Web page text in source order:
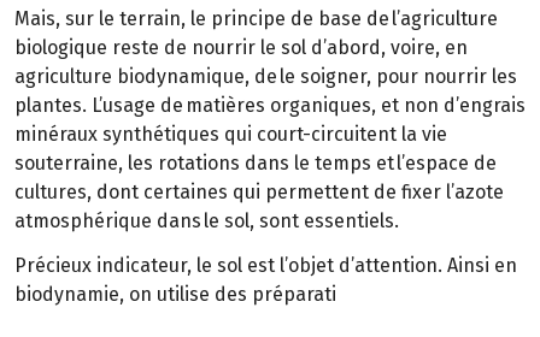
Mais, sur le terrain, le principe de base de l’agriculture
biologique reste de nourrir le sol d’abord, voire, en
agriculture biodynamique, de le soigner, pour nourrir les
plantes. L’usage de matières organiques, et non d’engrais
minéraux synthétiques qui court-circuitent la vie
souterraine, les rotations dans le temps et l’espace de
cultures, dont certaines qui permettent de fixer l’azote
atmosphérique dans le sol, sont essentiels.
Précieux indicateur, le sol est l’objet d’attention. Ainsi en
biodynamie, on utilise des préparati